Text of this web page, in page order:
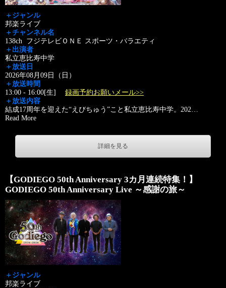
＋ジャンル
邦楽ライブ
＋チャンネル名
138ch フジテレビＯＮＥ スポーツ・バラエティ
＋出演者
私立恵比寿中学
＋放送日
2026年08月09日（日）
＋放送時間
13:00 - 16:00[生] 録画予約お願いメール>>
＋放送内容
結成17周年を迎えた“えびちゅう”こと私立恵比寿中学。202…
Read More
詳細を見る
【GODIEGO 50th Anniversary 3カ月連続特集！】
GODIEGO 50th Anniversary Live ～感謝の旅～
＋ジャンル
邦楽ライブ